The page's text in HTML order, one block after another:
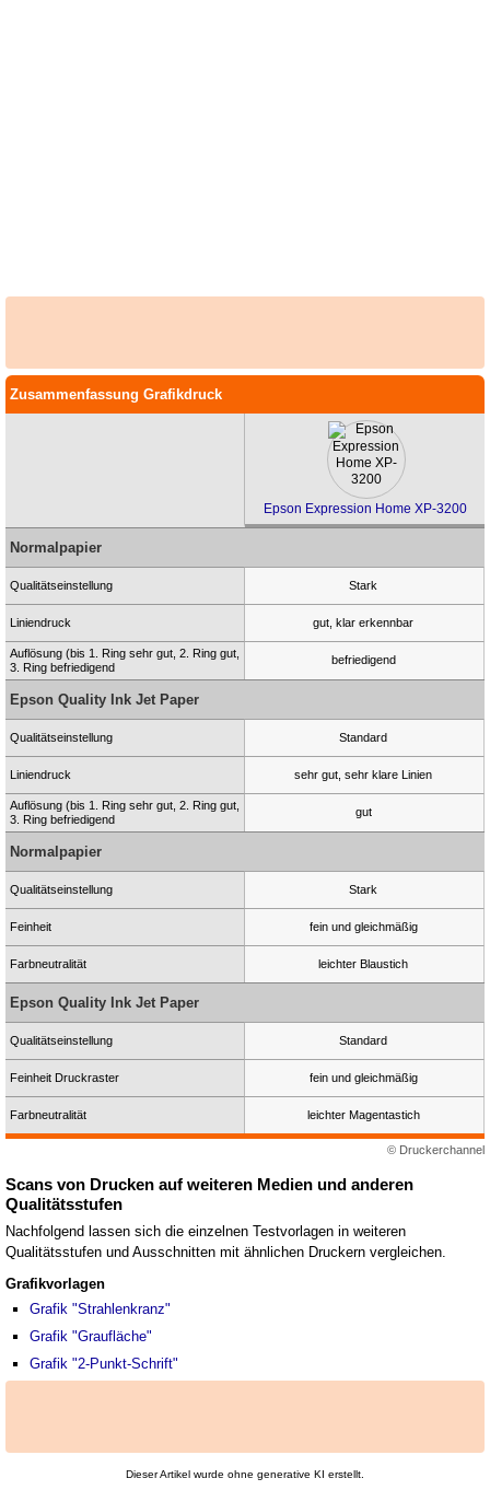
Zusammenfassung Grafikdruck
Epson Expression Home XP-3200
Normalpapier
Qualitätseinstellung Stark
Liniendruck gut, klar erkennbar
Auflösung (bis 1. Ring sehr gut, 2. Ring gut,
3. Ring befriedigend
befriedigend
Epson Quality Ink Jet Paper
Qualitätseinstellung Standard
Liniendruck sehr gut, sehr klare Linien
Auflösung (bis 1. Ring sehr gut, 2. Ring gut,
3. Ring befriedigend
gut
Normalpapier
Qualitätseinstellung Stark
Feinheit fein und gleichmäßig
Farbneutralität leichter Blaustich
Epson Quality Ink Jet Paper
Qualitätseinstellung Standard
Feinheit Druckraster fein und gleichmäßig
Farbneutralität leichter Magentastich
© Druckerchannel
Scans von Drucken auf weiteren Medien und anderen
Qualitätsstufen
Nachfolgend lassen sich die einzelnen Testvorlagen in weiteren
Qualitätsstufen und Ausschnitten mit ähnlichen Druckern vergleichen.
Grafikvorlagen
Grafik "Strahlenkranz"
Grafik "Graufläche"
Grafik "2-Punkt-Schrift"
Dieser Artikel wurde ohne generative KI erstellt.